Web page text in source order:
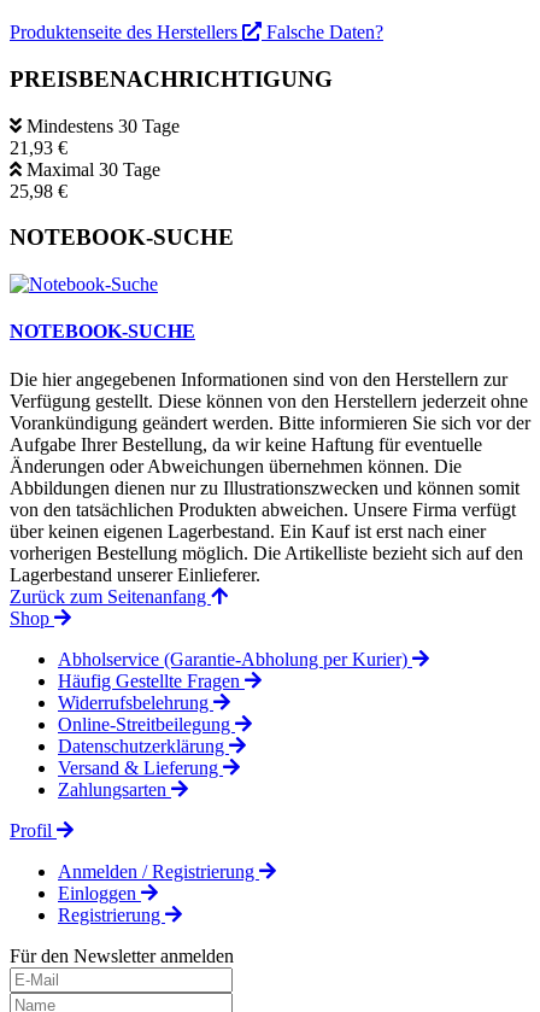
Produktenseite des Herstellers Falsche Daten?
PREISBENACHRICHTIGUNG
Mindestens 30 Tage
21,93 €
Maximal 30 Tage
25,98 €
NOTEBOOK-SUCHE
NOTEBOOK-SUCHE
Die hier angegebenen Informationen sind von den Herstellern zur
Verfügung gestellt. Diese können von den Herstellern jederzeit ohne
Vorankündigung geändert werden. Bitte informieren Sie sich vor der
Aufgabe Ihrer Bestellung, da wir keine Haftung für eventuelle
Änderungen oder Abweichungen übernehmen können. Die
Abbildungen dienen nur zu Illustrationszwecken und können somit
von den tatsächlichen Produkten abweichen. Unsere Firma verfügt
über keinen eigenen Lagerbestand. Ein Kauf ist erst nach einer
vorherigen Bestellung möglich. Die Artikelliste bezieht sich auf den
Lagerbestand unserer Einlieferer.
Zurück zum Seitenanfang
Shop
Abholservice (Garantie-Abholung per Kurier)
Häufig Gestellte Fragen
Widerrufsbelehrung
Online-Streitbeilegung
Datenschutzerklärung
Versand & Lieferung
Zahlungsarten
Profil
Anmelden / Registrierung
Einloggen
Registrierung
Für den Newsletter anmelden